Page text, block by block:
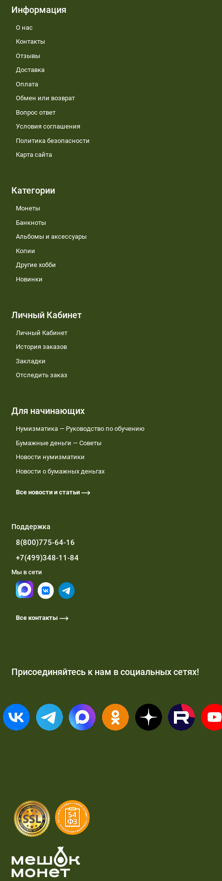
Информация
О нас
Контакты
Отзывы
Доставка
Оплата
Обмен или возврат
Вопрос ответ
Условия соглашения
Политика безопасности
Карта сайта
Категории
Монеты
Банкноты
Альбомы и аксессуары
Копии
Другие хобби
Новинки
Личный Кабинет
Личный Кабинет
История заказов
Закладки
Отследить заказ
Для начинающих
Нумизматика — Руководство по обучению
Бумажные деньги — Советы
Новости нумизматики
Новости о бумажных деньгах
Все новости и статьи
Поддержка
8(800)775-64-16
+7(499)348-11-84
Мы в сети
Все контакты
Присоединяйтесь к нам в социальных сетях!